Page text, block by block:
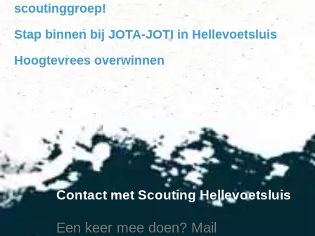
scoutinggroep!
Stap binnen bij JOTA-JOTI in Hellevoetsluis
Hoogtevrees overwinnen
Contact met Scouting Hellevoetsluis
Een keer mee doen? Mail